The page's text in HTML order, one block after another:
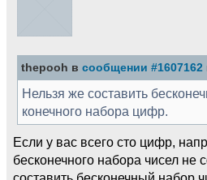
thepooh в сообщении #1607162
Нельзя же составить
конечного набора цифр.
Если у вас всего сто цифр,
бесконечного набора чисел